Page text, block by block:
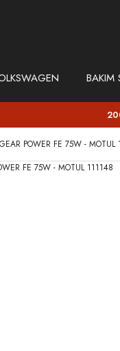
BAKIM
POWER FE 75W - MOTUL